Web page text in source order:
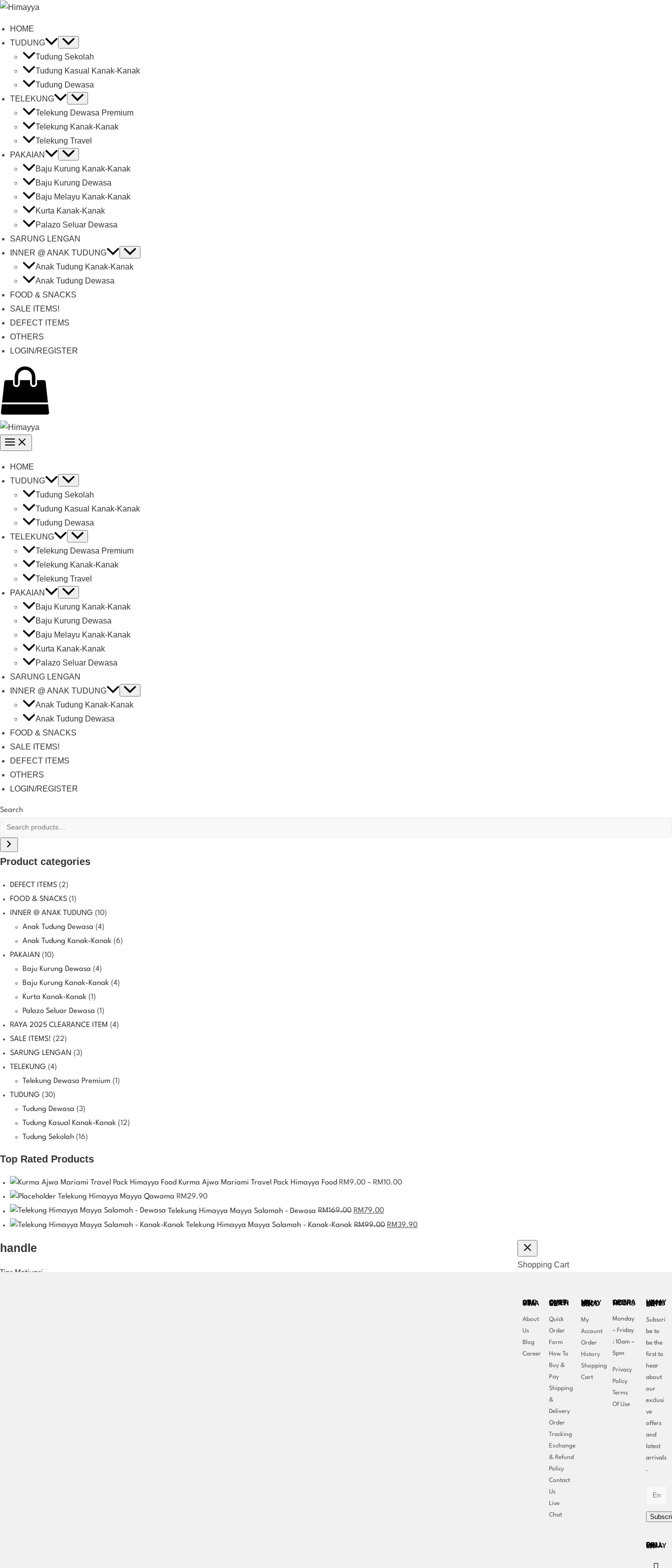
HOME
TUDUNG
Tudung Sekolah
Tudung Kasual Kanak-Kanak
Tudung Dewasa
TELEKUNG
Telekung Dewasa Premium
Telekung Kanak-Kanak
Telekung Travel
PAKAIAN
Baju Kurung Kanak-Kanak
Baju Kurung Dewasa
Baju Melayu Kanak-Kanak
Kurta Kanak-Kanak
Palazo Seluar Dewasa
SARUNG LENGAN
INNER @ ANAK TUDUNG
Anak Tudung Kanak-Kanak
Anak Tudung Dewasa
FOOD & SNACKS
SALE ITEMS!
DEFECT ITEMS
OTHERS
LOGIN/REGISTER
HOME
TUDUNG
Tudung Sekolah
Tudung Kasual Kanak-Kanak
Tudung Dewasa
TELEKUNG
Telekung Dewasa Premium
Telekung Kanak-Kanak
Telekung Travel
PAKAIAN
Baju Kurung Kanak-Kanak
Baju Kurung Dewasa
Baju Melayu Kanak-Kanak
Kurta Kanak-Kanak
Palazo Seluar Dewasa
SARUNG LENGAN
INNER @ ANAK TUDUNG
Anak Tudung Kanak-Kanak
Anak Tudung Dewasa
FOOD & SNACKS
SALE ITEMS!
DEFECT ITEMS
OTHERS
LOGIN/REGISTER
Search
Product categories
DEFECT ITEMS (2)
FOOD & SNACKS (1)
INNER @ ANAK TUDUNG (10)
Anak Tudung Dewasa (4)
Anak Tudung Kanak-Kanak (6)
PAKAIAN (10)
Baju Kurung Dewasa (4)
Baju Kurung Kanak-Kanak (4)
Kurta Kanak-Kanak (1)
Palazo Seluar Dewasa (1)
RAYA 2025 CLEARANCE ITEM (4)
SALE ITEMS! (22)
SARUNG LENGAN (3)
TELEKUNG (4)
Telekung Dewasa Premium (1)
TUDUNG (30)
Tudung Dewasa (3)
Tudung Kasual Kanak-Kanak (12)
Tudung Sekolah (16)
Top Rated Products
Kurma Ajwa Mariami Travel Pack Himayya Food RM9.00 – RM10.00
Telekung Himayya Mayya Qawama RM29.90
Telekung Himayya Mayya Salamah - Dewasa RM169.00 RM79.00
Telekung Himayya Mayya Salamah - Kanak-Kanak RM99.00 RM 39.90
handle
Tips Motivasi
Shopping Cart
ABOUT HIMAYYA
About
Us
Blog
Career
CUSTOMER SERVICE
Quick
Order
Form
How To
Buy &
Pay
Shipping
&
Delivery
Order
Tracking
Exchange
& Refund
Policy
Contact
Us
Live
Chat
MY HIMAYYA ACCOUNT
My
Account
Order
History
Shopping
Cart
OPERATION HOURS
Monday
– Friday
: 10am –
5pm
Privacy
Policy
Terms
Of Use
HIMAYYA NEWSLETTER
Subscri
be to
be the
first to
hear
about
our
exclusi
ve
offers
and
latest
arrivals
.
FOLLOW HIMAYYA